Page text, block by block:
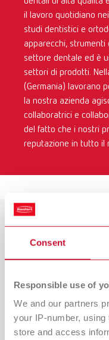
Consent
Responsible use of
We and our partners
your IP-number,
store and access
il lavoro quotidiano
studi dentistici e
apparecchi, strumenti
settore dentale ed è
settori di prodotti.
(Germania) lavorano
la nostra azienda
collaboratrici e
del fatto che i nostri
reputazione in tutto il